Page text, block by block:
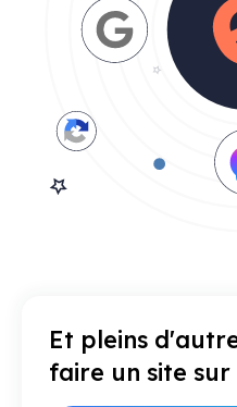
Et pleins
faire un site sur